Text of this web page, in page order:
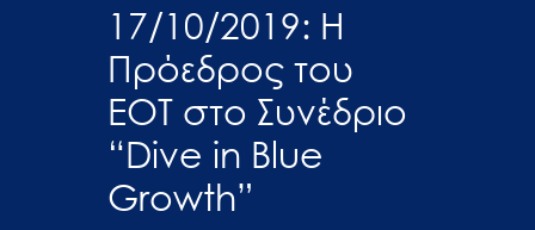
17/10/2019: Η
Πρόεδρος του
ΕΟΤ στο Συνέδριο
“Dive in Blue
Growth”